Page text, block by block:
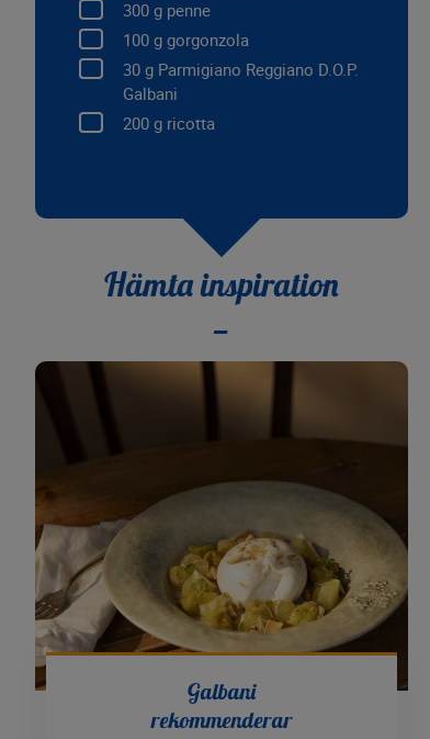
300 g penne
100 g gorgonzola
30 g Parmigiano Reggiano D.O.P.
Galbani
200 g ricotta
Hämta inspiration
Galbani
rekommenderar